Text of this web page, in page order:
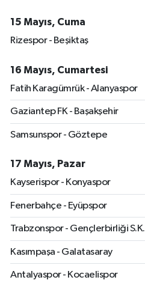
15 Mayıs, Cuma
Rizespor - Beşiktaş
16 Mayıs, Cumartesi
Fatih Karagümrük - Alanyaspor
Gaziantep FK - Başakşehir
Samsunspor - Göztepe
17 Mayıs, Pazar
Kayserispor - Konyaspor
Fenerbahçe - Eyüpspor
Trabzonspor - Gençlerbirliği S.K.
Kasımpaşa - Galatasaray
Antalyaspor - Kocaelispor